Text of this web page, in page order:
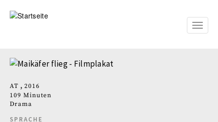
zum
Toggle
AT
2016
109 Minuten
Drama
SPRACHE